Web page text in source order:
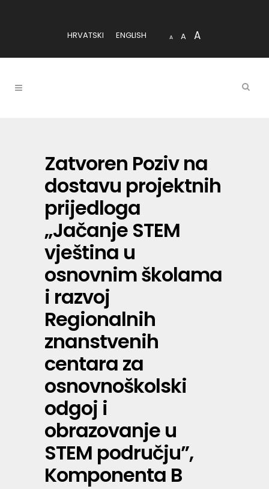
HRVATSKI ENGLISH A A A
Zatvoren Poziv na
dostavu projektnih
prijedloga
„Jačanje STEM
vještina u
osnovnim školama
i razvoj
Regionalnih
znanstvenih
centara za
osnovnoškolski
odgoj i
obrazovanje u
STEM području”,
Komponenta B